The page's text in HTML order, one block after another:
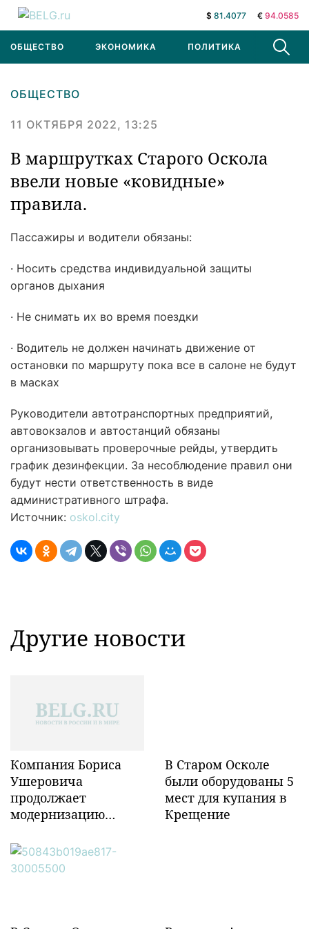
$ 81.4077 € 94.0585
ОБЩЕСТВО ЭКОНОМИКА ПОЛИТИКА В МИРЕ
ОБЩЕСТВО
11 ОКТЯБРЯ 2022, 13:25
В маршрутках Старого Оскола
ввели новые «ковидные»
правила.
Пассажиры и водители обязаны:
· Носить средства индивидуальной защиты
органов дыхания
· Не снимать их во время поездки
· Водитель не должен начинать движение от
остановки по маршруту пока все в салоне не будут
в масках
Руководители автотранспортных предприятий,
автовокзалов и автостанций обязаны
организовывать проверочные рейды, утвердить
график дезинфекции. За несоблюдение правил они
будут нести ответственность в виде
административного штрафа.
Источник: oskol.city
Другие новости
Компания Бориса
Ушеровича
продолжает
модернизацию
инфраструктуры в
Забайкалье
В Старом Осколе
были оборудованы 5
мест для купания в
Крещение